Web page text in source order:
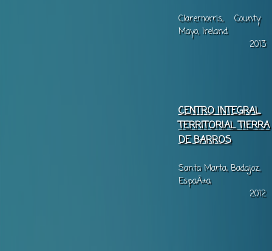
Claremorris, County
Mayo, Ireland
2013
CENTRO INTEGRAL
TERRITORIAL TIERRA
DE BARROS
Santa Marta, Badajoz,
EspaÃ±a
2012